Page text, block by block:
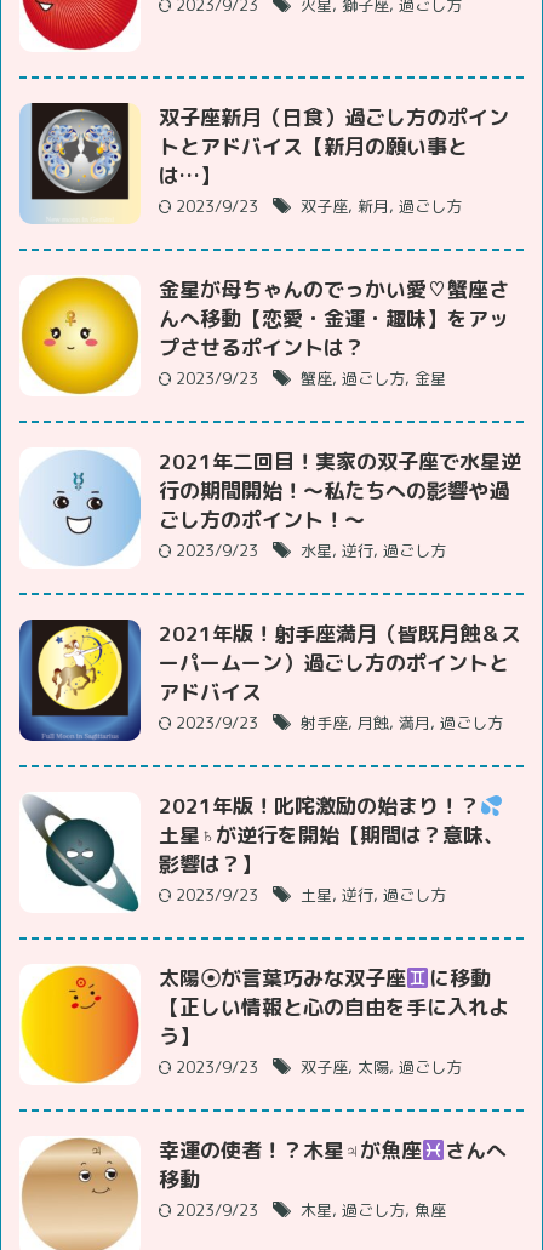
2023/9/23 火星, 獅子座, 過ごし方
双子座新月（日食）過ごし方のポイン
トとアドバイス【新月の願い事と
は…】
2023/9/23 双子座, 新月, 過ごし方
金星が母ちゃんのでっかい愛♡蟹座さ
んへ移動【恋愛・金運・趣味】をアッ
プさせるポイントは？
2023/9/23 蟹座, 過ごし方, 金星
2021年二回目！実家の双子座で水星逆
行の期間開始！～私たちへの影響や過
ごし方のポイント！～
2023/9/23 水星, 逆行, 過ごし方
2021年版！射手座満月（皆既月蝕＆ス
ーパームーン）過ごし方のポイントと
アドバイス
2023/9/23 射手座, 月蝕, 満月, 過ごし方
2021年版！叱咤激励の始まり！？
土星♄が逆行を開始【期間は？意味、
影響は？】
2023/9/23 土星, 逆行, 過ごし方
太陽☉が言葉巧みな双子座
に移動
【正しい情報と心の自由を手に入れよ
う】
2023/9/23 双子座, 太陽, 過ごし方
幸運の使者！？木星♃が魚座
さんへ
移動
2023/9/23 木星, 過ごし方, 魚座